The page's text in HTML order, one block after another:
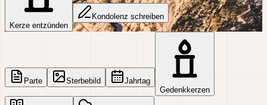
Kerze entzünden
Kondolenz schreiben
Parte Sterbebild
Jahrtag
Gedenkkerzen